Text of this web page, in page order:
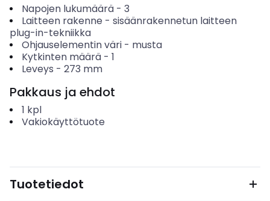
Napojen lukumäärä- 3
Laitteen rakenne - sisäänrakennetun laitteen
plug-in-tekniikka
Ohjauselementin väri- musta
Kytkinten määrä- 1
Leveys - 273 mm
Pakkaus ja ehdot
1 kpl
Vakiokäyttötuote
Tuotetiedot